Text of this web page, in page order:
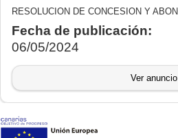
Fecha de publicación:
06/05/2024
Ver anuncio